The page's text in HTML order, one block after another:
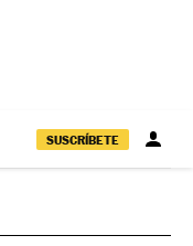
SUSCRÍBETE